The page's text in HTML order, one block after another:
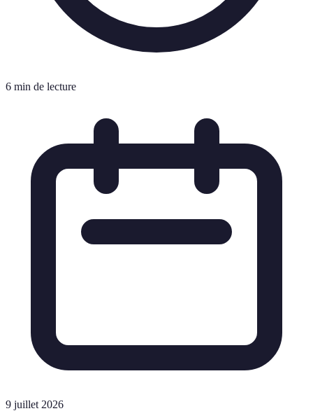
6 min de lecture
9 juillet 2026